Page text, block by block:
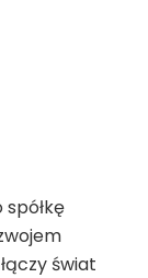
świat